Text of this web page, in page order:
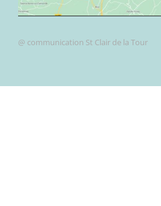
@ communication St Clair de la Tour